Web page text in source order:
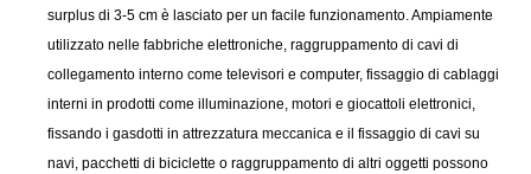
surplus di 3-5 cm è lasciato per un facile funzionamento. Ampiamente
utilizzato nelle fabbriche elettroniche, raggruppamento di cavi di
collegamento interno come televisori e computer, fissaggio di cablaggi
interni in prodotti come illuminazione, motori e giocattoli elettronici,
fissando i gasdotti in attrezzatura meccanica e il fissaggio di cavi su
navi, pacchetti di biciclette o raggruppamento di altri oggetti possono